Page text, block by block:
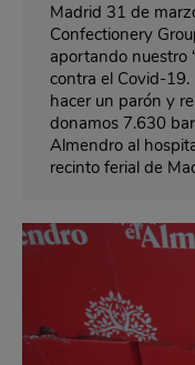
Madrid 31 de
Confectionery
aportando nuestro
contra el Covid-
hacer un parón y
donamos 7.630
Almendro al
recinto ferial de